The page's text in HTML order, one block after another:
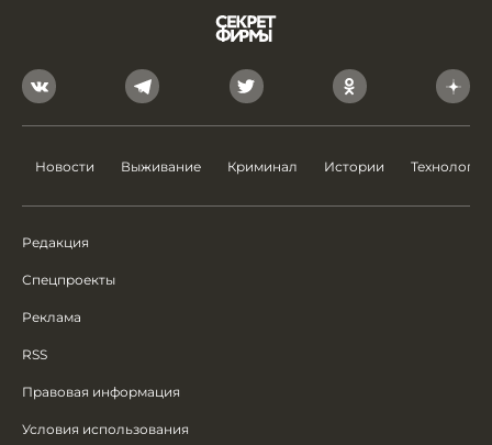
Новости Выживание Криминал Истории Технологии
Редакция
Спецпроекты
Реклама
RSS
Правовая информация
Условия использования